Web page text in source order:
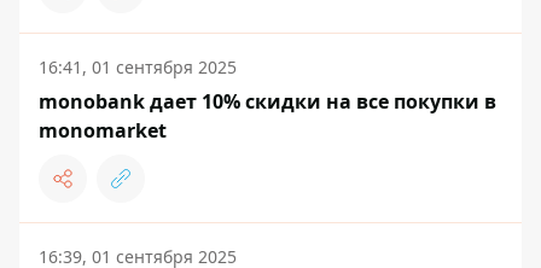
16:41, 01 сентября 2025
monobank дает 10% скидки на все покупки в
monomarket
16:39, 01 сентября 2025